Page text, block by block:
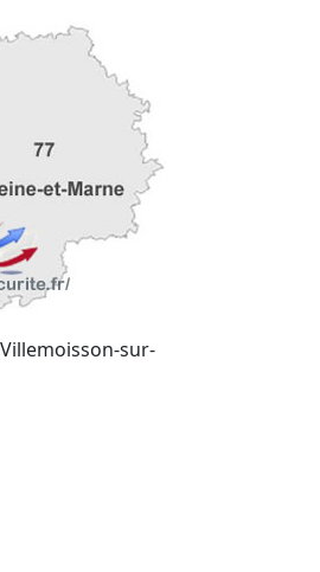
sur-